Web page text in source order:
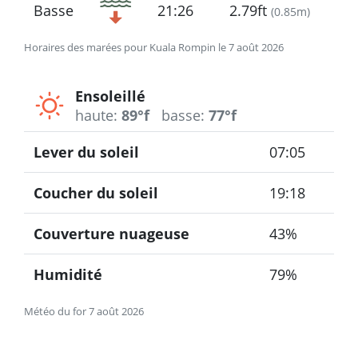
Horaires des marées pour Kuala Rompin le 7 août 2026
Basse 21:26 2.79ft (0.85m)
Ensoleillé
haute: 89°f basse: 77°f
Météo du for 7 août 2026
Lever du soleil 07:05
Coucher du soleil 19:18
Couverture nuageuse 43%
Humidité 79%